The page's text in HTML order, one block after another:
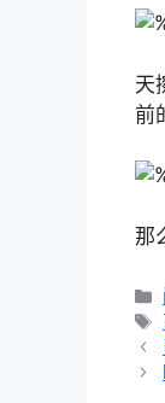
天
前
那
文
章